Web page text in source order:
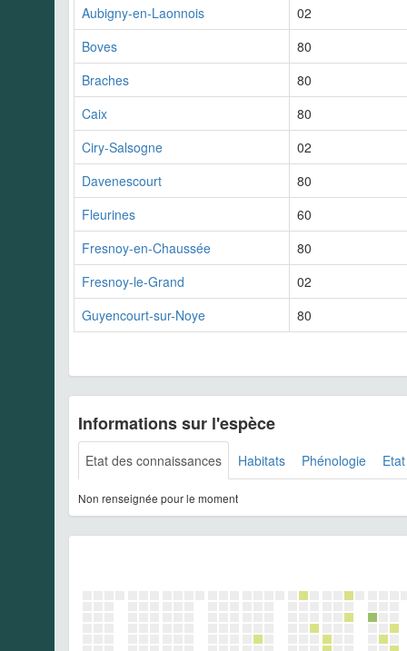
Aubigny-en-Laonnois
02
Boves
80
Braches
80
Caix
80
Ciry-Salsogne
02
Davenescourt
80
Fleurines
60
Fresnoy-en-Chaussée
80
Fresnoy-le-Grand
02
Guyencourt-sur-Noye
80
Informations sur l'espèce
Etat des connaissances Habitats Phénologie
Non renseignée pour le moment